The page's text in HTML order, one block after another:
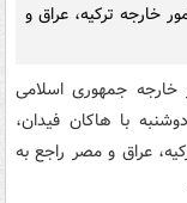
خارجه ترکیه، عراق و
جمهوری اسلامی
با هاکان فیدان،
عراق و مصر راجع به